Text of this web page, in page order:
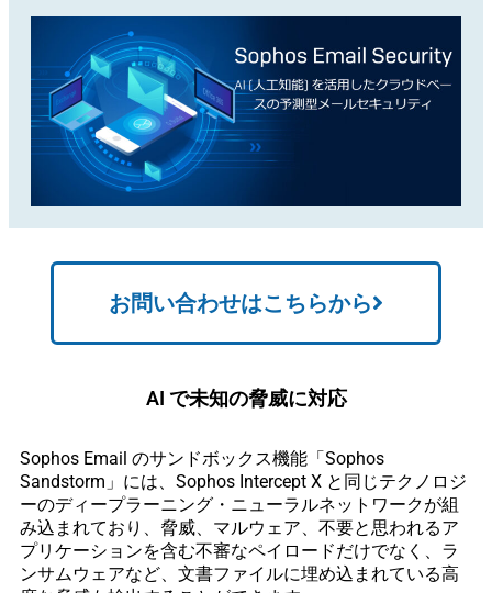
お問い合わせはこちらから
AI で未知の脅威に対応
Sophos Email のサンドボックス機能「Sophos
Sandstorm」には、Sophos Intercept X と同じテクノロジ
ーのディープラーニング・ニューラルネットワークが組
み込まれており、脅威、マルウェア、不要と思われるア
プリケーションを含む不審なペイロードだけでなく、ラ
ンサムウェアなど、文書ファイルに埋め込まれている高